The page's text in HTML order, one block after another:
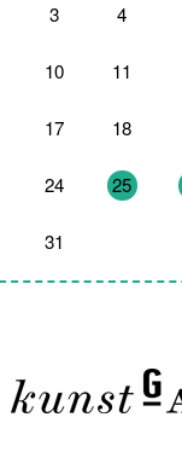
3 4
10 11
17 18
24 25
31